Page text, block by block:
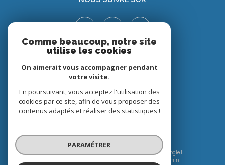
ADHÉRENTS
© 2026 | Tous droits réservés | Traduction powered by Google |
Admin
Comme beaucoup, notre site
utilise les cookies
On aimerait vous accompagner pendant
votre visite.
En poursuivant, vous acceptez l'utilisation des
cookies par ce site, afin de vous proposer des
contenus adaptés et réaliser des statistiques !
PARAMÉTRER